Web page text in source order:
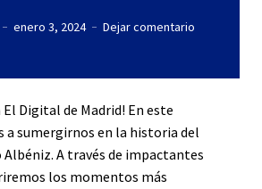
enero 3, 2024 Dejar comentario
El Digital de Madrid! En este
a sumergirnos en la historia del
A través de impactantes
los momentos más